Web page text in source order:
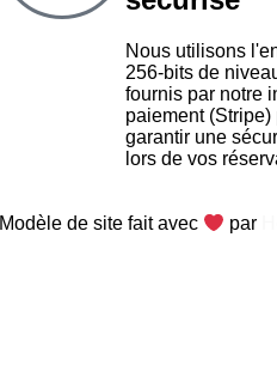
Nous utilisons
256-bits de
fournis par notre
paiement (Stripe)
garantir une
lors de vos
Modèle de site fait avec
par